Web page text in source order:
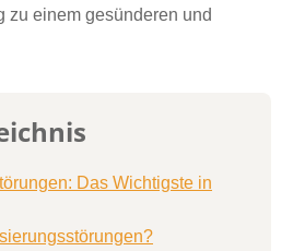
zu einem gesünderen und
Das Wichtigste in